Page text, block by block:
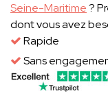
Seine-Maritime?
dont vous avez
Rapide
Sans